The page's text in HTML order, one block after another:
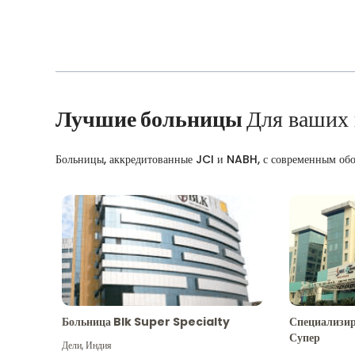
Лучшие больницыДля
Больницы, аккредитованные JCI и NABH, с современным
Больница Blk Super Specialty
Дели,Индия
Супер